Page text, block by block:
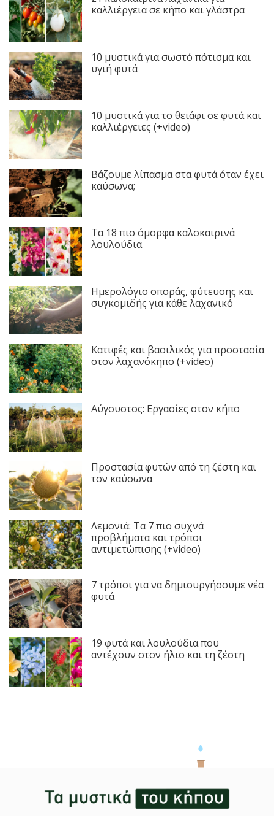
καλλιέργεια σε κήπο και γλάστρα
10 μυστικά για σωστό πότισμα και
υγιή φυτά
10 μυστικά για το θειάφι σε φυτά και
καλλιέργειες (+video)
Βάζουμε λίπασμα στα φυτά όταν έχει
καύσωνα;
Τα 18 πιο όμορφα καλοκαιρινά
λουλούδια
Ημερολόγιο σποράς, φύτευσης και
συγκομιδής για κάθε λαχανικό
Κατιφές και βασιλικός για προστασία
στον λαχανόκηπο (+video)
Αύγουστος: Εργασίες στον κήπο
Προστασία φυτών από τη ζέστη και
τον καύσωνα
Λεμονιά: Τα 7 πιο συχνά
προβλήματα και τρόποι
αντιμετώπισης (+video)
7 τρόποι για να δημιουργήσουμε νέα
φυτά
19 φυτά και λουλούδια που
αντέχουν στον ήλιο και τη ζέστη